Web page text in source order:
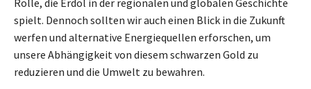
spielt. Dennoch sollten wir auch einen Blick in die Zukunft
werfen und alternative Energiequellen erforschen, um
unsere Abhängigkeit von diesem schwarzen Gold zu
reduzieren und die Umwelt zu bewahren.